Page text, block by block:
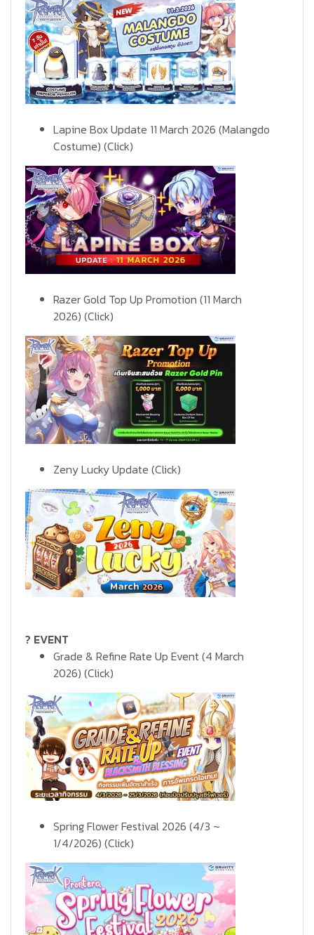
Lapine Box Update 11 March 2026 (Malangdo
Costume) (Click)
Razer Gold Top Up Promotion (11 March
2026) (Click)
Zeny Lucky Update (Click)
? EVENT
Grade & Refine Rate Up Event (4 March
2026) (Click)
Spring Flower Festival 2026 (4/3 ~
1/4/2026) (Click)